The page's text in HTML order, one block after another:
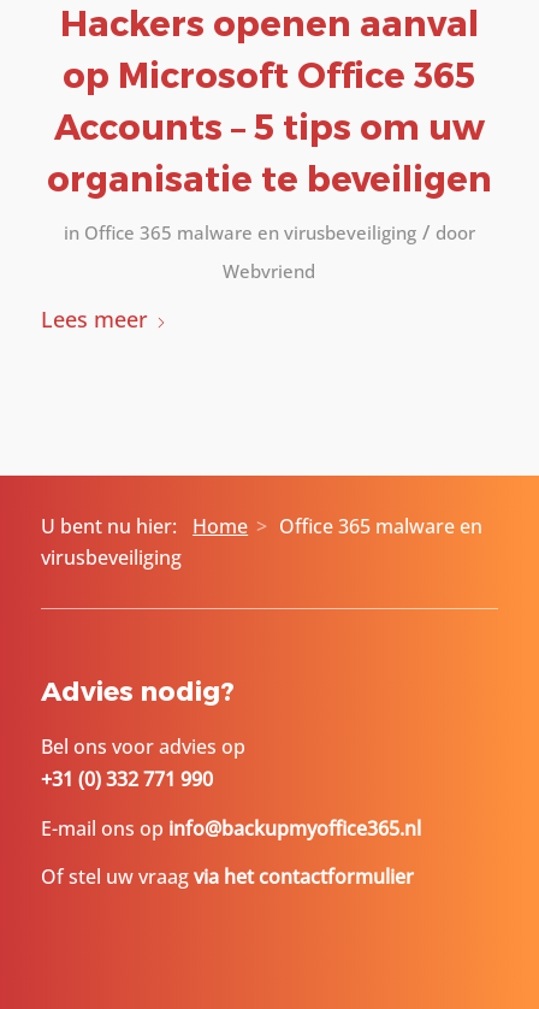
Hackers openen aanval
op Microsoft Office 365
Accounts – 5 tips om uw
organisatie te beveiligen
in Office 365 malware en virusbeveiliging / door
Webvriend
Lees meer
U bent nu hier: Home
Office 365 malware en
virusbeveiliging
Advies nodig?
Bel ons voor advies op
+31 (0) 332 771 990
E-mail ons op info@backupmyoffice365.nl
Of stel uw vraagvia het contactformulier